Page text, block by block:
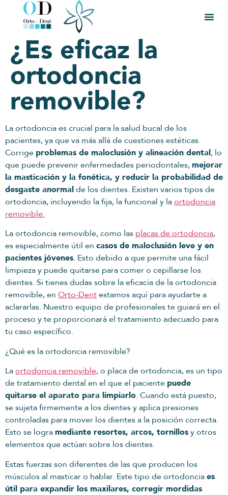
¿Es eficaz la
ortodoncia
removible?
La ortodoncia es crucial para la salud bucal de los
pacientes, ya que va más allá de cuestiones estéticas.
Corrige problemas de maloclusión y alineación dental, lo
que puede prevenir enfermedades periodontales,mejorar
la masticación y la fonética, y reducir la probabilidad de
desgaste anormalde los dientes. Existen varios tipos de
ortodoncia, incluyendo la fija, la funcional y laortodoncia
removible.
La ortodoncia removible, como las placas de ortodoncia,
es especialmente útil en casos de maloclusión leve y en
pacientes jóvenes. Esto debido a que permite una fácil
limpieza y puede quitarse para comer o cepillarse los
dientes. Si tienes dudas sobre la eficacia de la ortodoncia
removible, en Orto-Dentestamos aquí para ayudarte a
aclararlas. Nuestro equipo de profesionales te guiará en el
proceso y te proporcionará el tratamiento adecuado para
tu caso específico.
¿Qué es la ortodoncia removible?
Laortodoncia removible, o placa de ortodoncia, es un tipo
de tratamiento dental en el que el paciente puede
quitarse el aparato para limpiarlo. Cuando está puesto,
se sujeta firmemente a los dientes y aplica presiones
controladas para mover los dientes a la posición correcta.
Esto se logramediante resortes, arcos, tornillosy otros
elementos que actúan sobre los dientes.
Estas fuerzas son diferentes de las que producen los
músculos al masticar o hablar. Este tipo de ortodonciaes
útil para expandir los maxilares, corregir mordidas